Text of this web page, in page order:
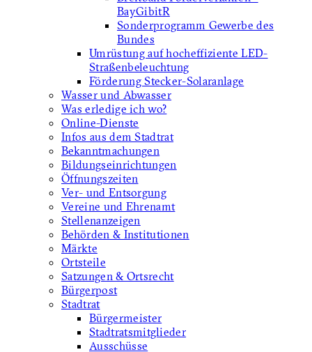
BayGibitR
Sonderprogramm Gewerbe des
Bundes
Umrüstung auf hocheffiziente LED-
Straßenbeleuchtung
Förderung Stecker-Solaranlage
Wasser und Abwasser
Was erledige ich wo?
Online-Dienste
Infos aus dem Stadtrat
Bekanntmachungen
Bildungseinrichtungen
Öffnungszeiten
Ver- und Entsorgung
Vereine und Ehrenamt
Stellenanzeigen
Behörden & Institutionen
Märkte
Ortsteile
Satzungen & Ortsrecht
Bürgerpost
Stadtrat
Bürgermeister
Stadtratsmitglieder
Ausschüsse